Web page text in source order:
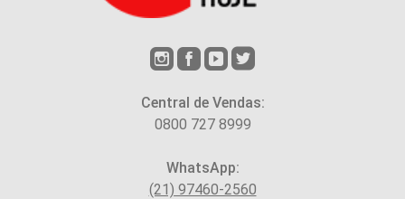
Central de Vendas:
0800 727 8999
WhatsApp:
(21) 97460-2560